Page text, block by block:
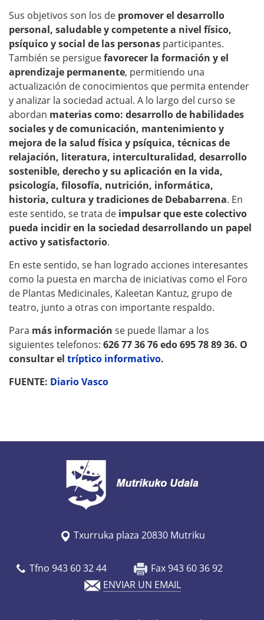
Sus objetivos son los de promover el desarrollo
personal, saludable y competente a nivel físico,
psíquico y social de las personas participantes.
También se persiguefavorecer la formación y el
aprendizaje permanente, permitiendo una
actualización de conocimientos que permita entender
y analizar la sociedad actual. A lo largo del curso se
abordan materias como: desarrollo de habilidades
sociales y de comunicación, mantenimiento y
mejora de la salud física y psíquica, técnicas de
relajación, literatura, interculturalidad, desarrollo
sostenible, derecho y su aplicación en la vida,
psicología, filosofía, nutrición, informática,
historia, cultura y tradiciones de Debabarrena. En
este sentido, se trata de impulsar que este colectivo
pueda incidir en la sociedad desarrollando un papel
activo y satisfactorio.
En este sentido, se han logrado acciones interesantes
como la puesta en marcha de iniciativas como el Foro
de Plantas Medicinales, Kaleetan Kantuz, grupo de
teatro, junto a otras con importante respaldo.
Para más información se puede llamar a los
siguientes telefonos: 626 77 36 76 edo 695 78 89 36. O
consultar el tríptico informativo.
FUENTE: Diario Vasco
Txurruka plaza 20830 Mutriku
Tfno 943 60 32 44
Fax 943 60 36 92
ENVIAR UN EMAIL